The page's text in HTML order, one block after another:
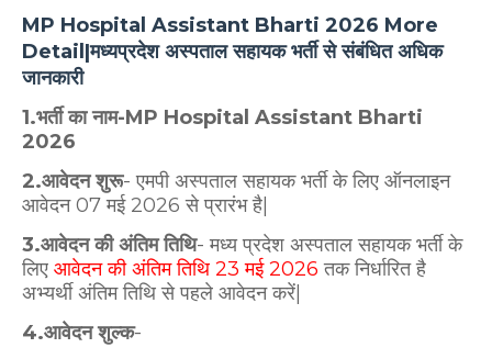
MP Hospital Assistant Bharti 2026 More
Detail|मध्यप्रदेश अस्पताल सहायक भर्ती से संबंधित अधिक
जानकारी
1.भर्ती का नाम-MP Hospital Assistant Bharti
2026
2.आवेदन शुरू- एमपी अस्पताल सहायक भर्ती के लिए ऑनलाइन
आवेदन 07 मई 2026 से प्रारंभ है|
3.आवेदन की अंतिम तिथि- मध्य प्रदेश अस्पताल सहायक भर्ती के
लिए आवेदन की अंतिम तिथि 23 मई 2026 तक निर्धारित है
अभ्यर्थी अंतिम तिथि से पहले आवेदन करें|
4.आवेदन शुल्क-